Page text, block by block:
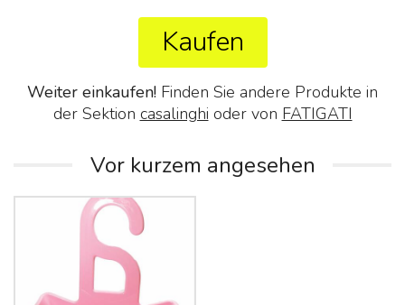
Kaufen
Weiter einkaufen! Finden Sie andere Produkte in
der Sektion casalinghi oder von FATIGATI
Vor kurzem angesehen